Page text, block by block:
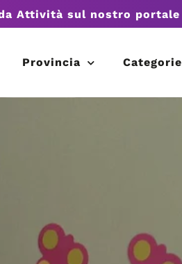
Attività sul nostro portale
Provincia Categorie